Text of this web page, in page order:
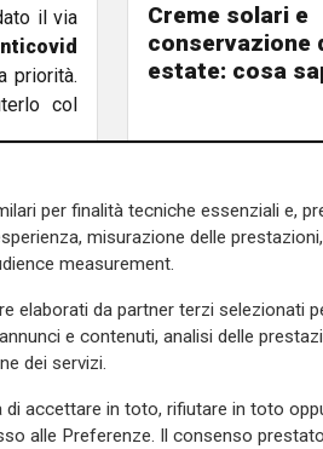
il via
priorità.
col
ad
della
la
e
e
le
dose
Creme solari e
conservazione
estate: cosa
per finalità tecniche essenziali e,
misurazione delle
measurement.
elaborati da partner terzi selezionati
e contenuti, analisi delle
dei servizi.
accettare in toto, rifiutare in toto
alle Preferenze. Il consenso